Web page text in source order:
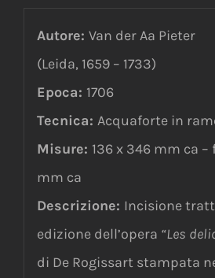
Autore: Van der Aa Pieter
(Leida, 1659 – 1733)
Epoca: 1706
Tecnica: Acquaforte in
Misure: 136 x 346 mm ca –
mm ca
Descrizione: Incisione
edizione dell’opera “Les
di De Rogissart stampata